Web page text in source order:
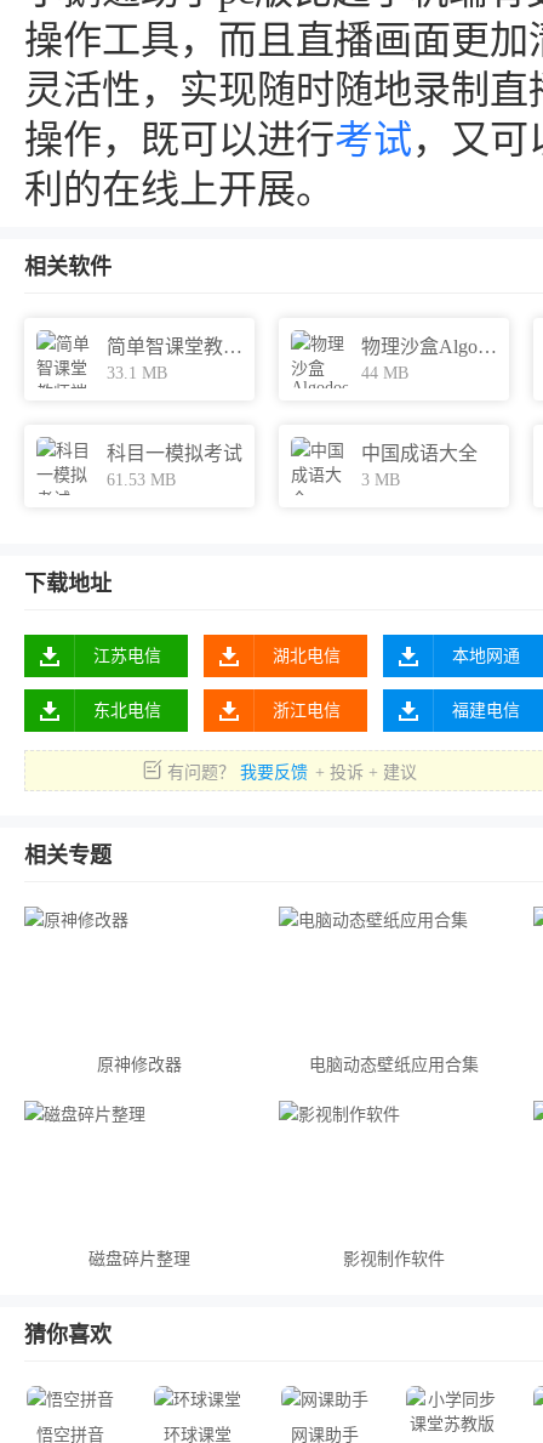
操作工具，而且直播画面更
灵活性，实现随时随地录制
操作，既可以进行考试，又
利的在线上开展。
相关软件
简单智课堂教师端
33.1 MB
物理沙盒Algodoo
44 MB
科目一模拟考试
61.53 MB
中国成语大全
3 MB
下载地址
江苏电信
东北电信
湖北电信
浙江电信
本地网通
福建电信
有问题？ 我要反馈 + 投诉 + 建议
相关专题
原神修改器 电脑动态壁纸应用合集
磁盘碎片整理 影视制作软件
猜你喜欢
悟空拼音 环球课堂 网课助手